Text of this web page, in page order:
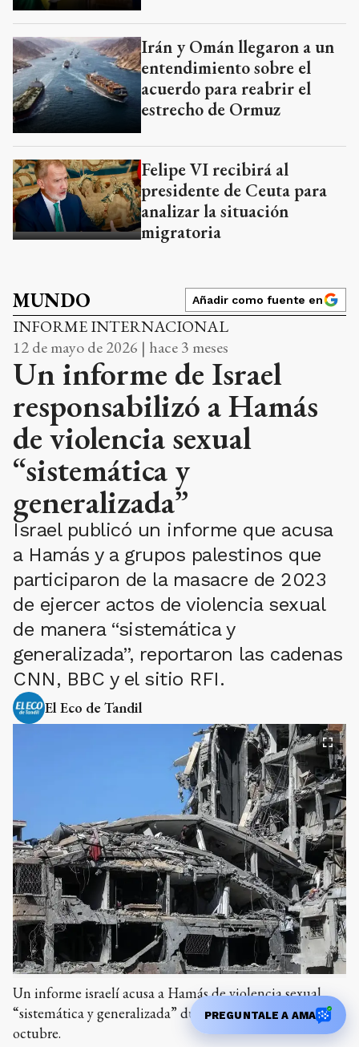
Irán y Omán llegaron a un
entendimiento sobre el
acuerdo para reabrir el
estrecho de Ormuz
Felipe VI recibirá al
presidente de Ceuta para
analizar la situación
migratoria
MUNDO Añadir como fuente en
INFORME INTERNACIONAL
12 de mayo de 2026 | hace 3 meses
Un informe de Israel
responsabilizó a Hamás
de violencia sexual
“sistemática y
generalizada”
Israel publicó un informe que acusa
a Hamás y a grupos palestinos que
participaron de la masacre de 2023
de ejercer actos de violencia sexual
de manera “sistemática y
generalizada”, reportaron las cadenas
CNN, BBC y el sitio RFI.
El Eco de Tandil
Un informe israelí acusa a Hamás de violencia sexual
“sistemática y generalizada” durante los ataques del 7 de
octubre.
PREGUNTALE A AMA